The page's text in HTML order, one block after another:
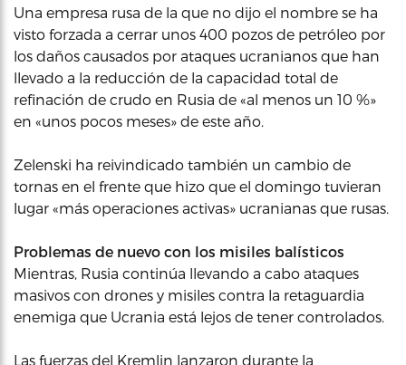
Una empresa rusa de la que no dijo el nombre se ha
visto forzada a cerrar unos 400 pozos de petróleo por
los daños causados por ataques ucranianos que han
llevado a la reducción de la capacidad total de
refinación de crudo en Rusia de «al menos un 10 %»
en «unos pocos meses» de este año.
Zelenski ha reivindicado también un cambio de
tornas en el frente que hizo que el domingo tuvieran
lugar «más operaciones activas» ucranianas que rusas.
Problemas de nuevo con los misiles balísticos
Mientras, Rusia continúa llevando a cabo ataques
masivos con drones y misiles contra la retaguardia
enemiga que Ucrania está lejos de tener controlados.
Las fuerzas del Kremlin lanzaron durante la